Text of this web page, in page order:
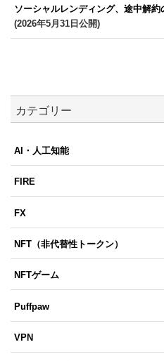
ソーシャルレンディング、途中解
(2026年5月31日公開)
カテゴリー
AI・人工知能
FIRE
FX
NFT（非代替性トークン）
NFTゲーム
Puffpaw
VPN